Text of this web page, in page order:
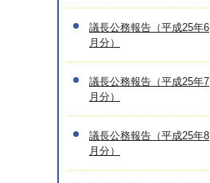
議長公務報告（平成25年6
月分）
議長公務報告（平成25年7
月分）
議長公務報告（平成25年8
月分）